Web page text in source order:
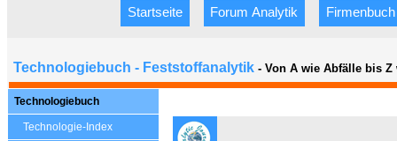
Startseite Forum Analytik Firmenbuch
Technologiebuch - Feststoffanalytik - Von A wie Abfälle bis Z
Technologiebuch
Technologie-Index